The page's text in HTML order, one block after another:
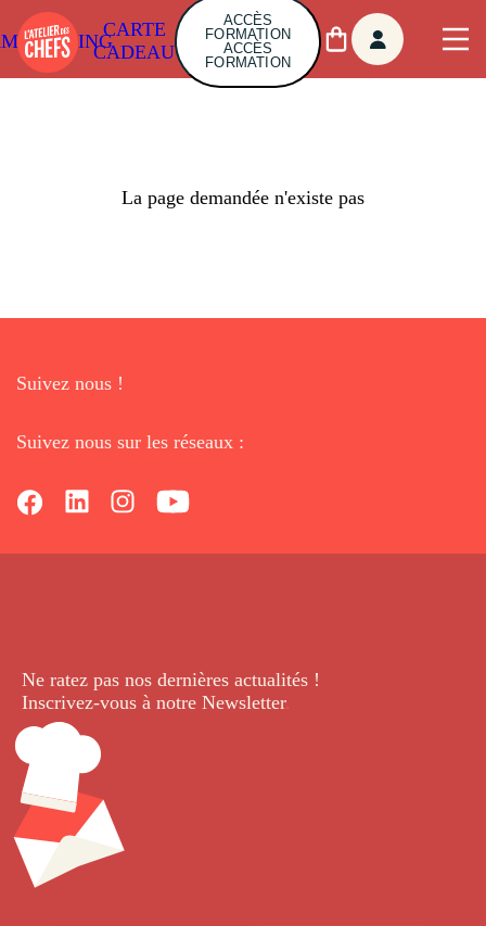
CARTE
CADEAU
ACCÈS
FORMATION
ACCÈS
FORMATION
La page demandée n'existe pas
Suivez nous !
Suivez nous sur les réseaux :
Ne ratez pas nos dernières actualités !
Inscrivez-vous à notre Newsletter.